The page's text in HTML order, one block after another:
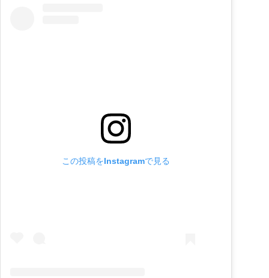
この投稿をInstagramで見る